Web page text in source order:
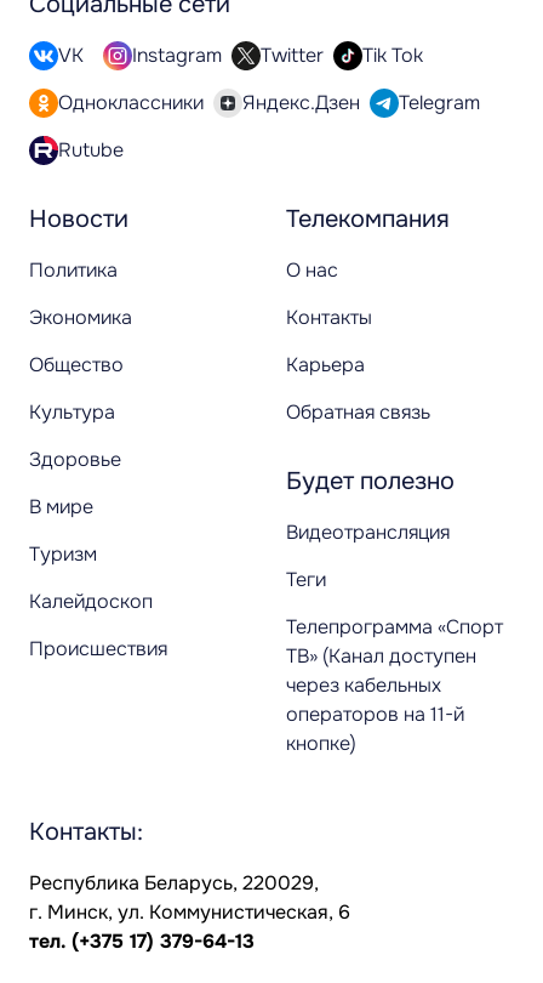
Новости
Политика
Экономика
Общество
Культура
Здоровье
В мире
Туризм
Калейдоскоп
Происшествия
Телекомпания
О нас
Контакты
Карьера
Обратная связь
Будет полезно
Видеотрансляция
Теги
Телепрограмма «Спорт
ТВ» (Канал доступен
через кабельных
операторов на 11-й
кнопке)
VK Instagram Twitter
Tik Tok
Одноклассники
Яндекс.Дзен
Telegram
Rutube
Контакты:
Республика Беларусь, 220029,
г. Минск, ул. Коммунистическая, 6
тел. (+375 17) 379-64-13